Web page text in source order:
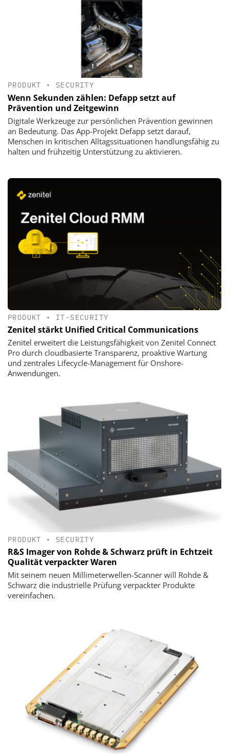
PRODUKT • SECURITY
Wenn Sekunden zählen: Defapp setzt auf
Prävention und Zeitgewinn
Digitale Werkzeuge zur persönlichen Prävention gewinnen
an Bedeutung. Das App-Projekt Defapp setzt darauf,
Menschen in kritischen Alltagssituationen handlungsfähig zu
halten und frühzeitig Unterstützung zu aktivieren.
PRODUKT • IT-SECURITY
Zenitel stärkt Unified Critical Communications
Zenitel erweitert die Leistungsfähigkeit von Zenitel Connect
Pro durch cloudbasierte Transparenz, proaktive Wartung
und zentrales Lifecycle-Management für Onshore-
Anwendungen.
PRODUKT • SECURITY
R&S Imager von Rohde & Schwarz prüft in Echtzeit
Qualität verpackter Waren
Mit seinem neuen Millimeterwellen-Scanner will Rohde &
Schwarz die industrielle Prüfung verpackter Produkte
vereinfachen.